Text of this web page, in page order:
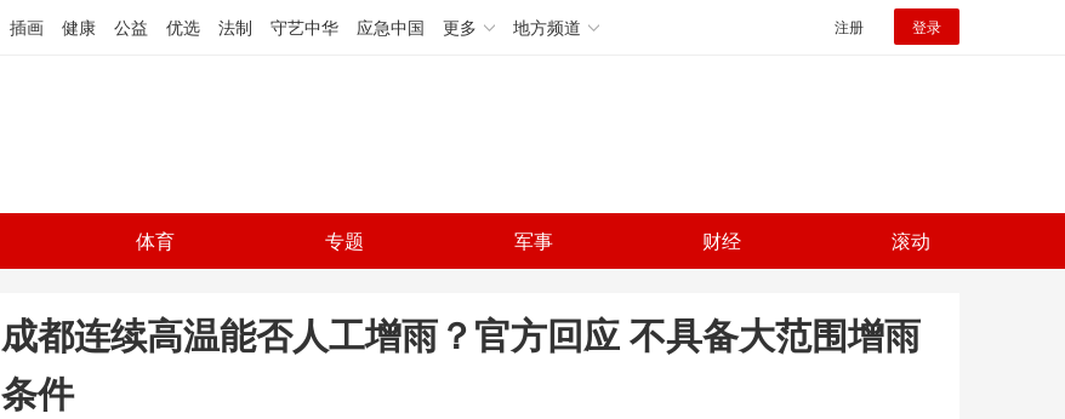
插画 健康 公益 优选 法制 守艺中华 应急中国 更多 地方频道 注册 登录
体育 专题 军事 财经 滚动
成都连续高温能否人工增雨？官方回应 不具备大范围增雨
条件